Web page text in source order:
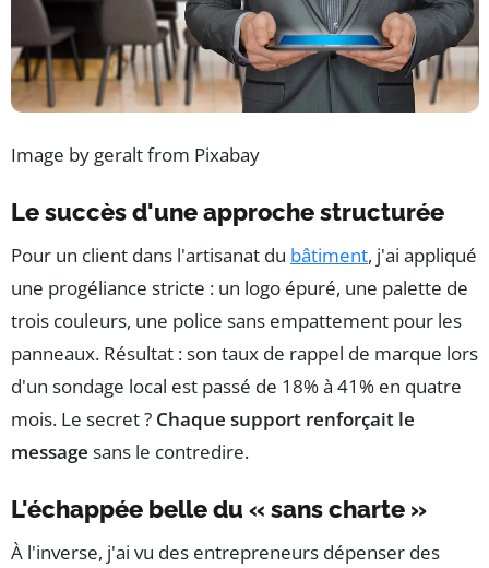
Image by geralt from Pixabay
Le succès d'une approche structurée
Pour un client dans l'artisanat du bâtiment, j'ai appliqué
une progéliance stricte : un logo épuré, une palette de
trois couleurs, une police sans empattement pour les
panneaux. Résultat : son taux de rappel de marque lors
d'un sondage local est passé de 18% à 41% en quatre
mois. Le secret ? Chaque support renforçait le
message sans le contredire.
L'échappée belle du « sans charte »
À l'inverse, j'ai vu des entrepreneurs dépenser des